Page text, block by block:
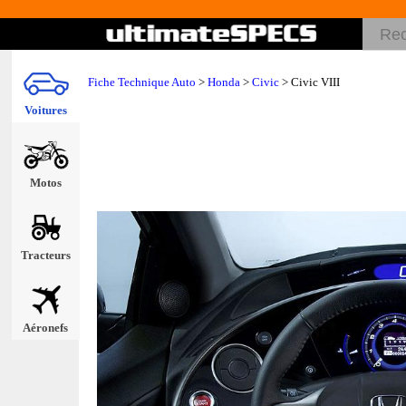
Voitures
Motos
Tracteurs
Aéronefs
Fiche Technique Auto > Honda > Civic > Civic VIII